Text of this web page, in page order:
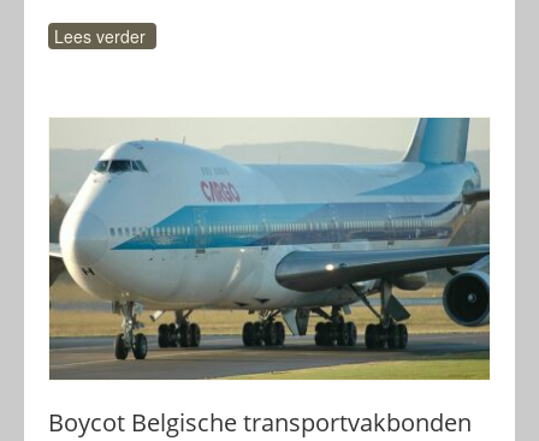
Lees verder
Boycot Belgische transportvakbonden